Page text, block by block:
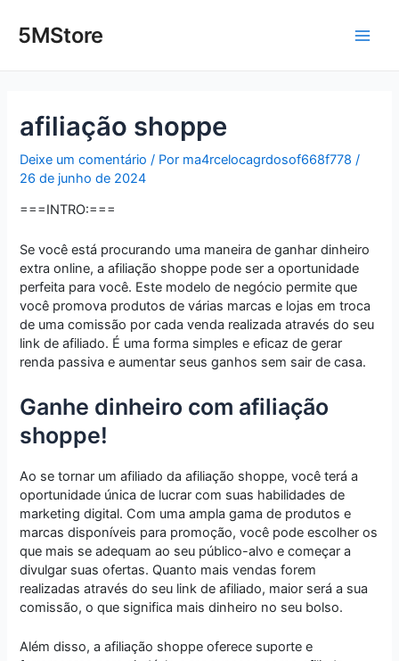
para5MStore
afiliação shoppe
Deixe um comentário / Por ma4rcelocagrdosof668f778/
26 de junho de 2024
===INTRO:===
Se você está procurando uma maneira de ganhar dinheiro
extra online, a afiliação shoppe pode ser a oportunidade
perfeita para você. Este modelo de negócio permite que
você promova produtos de várias marcas e lojas em troca
de uma comissão por cada venda realizada através do seu
link de afiliado. É uma forma simples e eficaz de gerar
renda passiva e aumentar seus ganhos sem sair de casa.
Ganhe dinheiro com afiliação
shoppe!
Ao se tornar um afiliado da afiliação shoppe, você terá a
oportunidade única de lucrar com suas habilidades de
marketing digital. Com uma ampla gama de produtos e
marcas disponíveis para promoção, você pode escolher os
que mais se adequam ao seu público-alvo e começar a
divulgar suas ofertas. Quanto mais vendas forem
realizadas através do seu link de afiliado, maior será a sua
comissão, o que significa mais dinheiro no seu bolso.
Além disso, a afiliação shoppe oferece suporte e
navigation